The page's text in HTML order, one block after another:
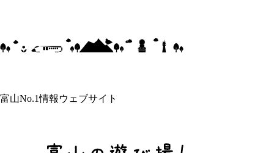
富山No.1情報ウェブサイト